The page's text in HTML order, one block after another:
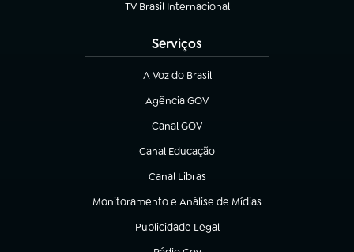
TV Brasil Internacional
(abre em nova aba)
Serviços
A Voz do Brasil
(abre em nova aba)
Agência GOV
(abre em nova aba)
Canal GOV
(abre em nova aba)
Canal Educação
(abre em nova aba)
Canal Libras
(abre em nova aba)
Monitoramento e Análise de Mídias
(abre em nova aba)
Publicidade Legal
(abre em nova aba)